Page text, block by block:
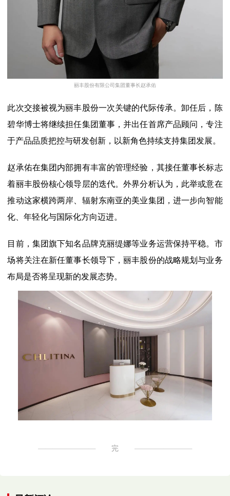
丽丰股份有限公司集团董事长赵承佑
此次交接被视为丽丰股份一次关键的代际传承。卸任后，陈
碧华博士将继续担任集团董事，并出任首席产品顾问，专注
于产品品质把控与研发创新，以新角色持续支持集团发展。
赵承佑在集团内部拥有丰富的管理经验，其接任董事长标志
着丽丰股份核心领导层的迭代。外界分析认为，此举或意在
推动这家横跨两岸、辐射东南亚的美业集团，进一步向智能
化、年轻化与国际化方向迈进。
目前，集团旗下知名品牌克丽缇娜等业务运营保持平稳。市
场将关注在新任董事长领导下，丽丰股份的战略规划与业务
布局是否将呈现新的发展态势。
完